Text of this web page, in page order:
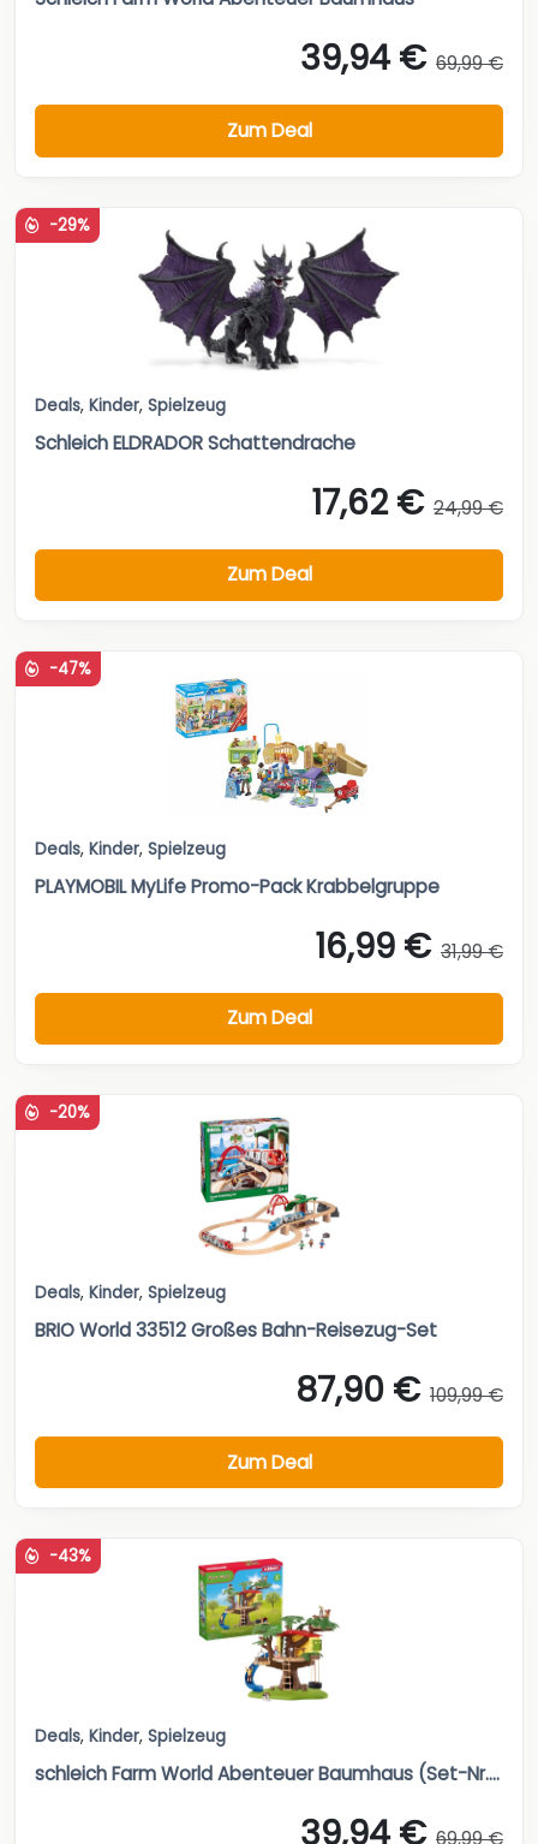
39,94 € 69,99 €
Zum Deal
-29%
Deals, Kinder, Spielzeug
Schleich ELDRADOR Schattendrache
17,62 € 24,99 €
Zum Deal
-47%
Deals, Kinder, Spielzeug
PLAYMOBIL MyLife Promo-Pack Krabbelgruppe
16,99 € 31,99 €
Zum Deal
-20%
Deals, Kinder, Spielzeug
BRIO World 33512 Großes Bahn-Reisezug-Set
87,90 € 109,99 €
Zum Deal
-43%
Deals, Kinder, Spielzeug
schleich Farm World Abenteuer Baumhaus (Set-Nr....
39,94 € 69,99 €